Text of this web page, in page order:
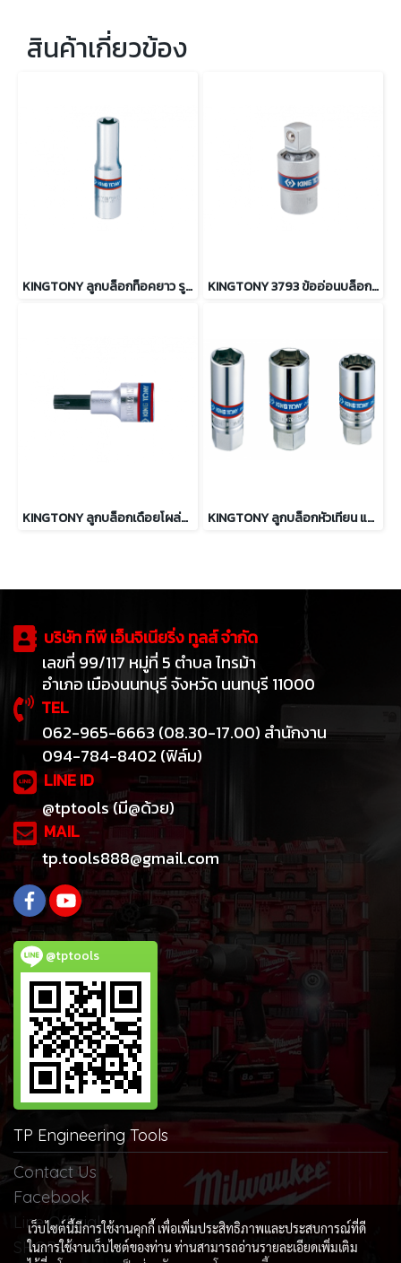
สินค้าเกี่ยวข้อง
KINGTONY ลูกบล็อกท็อคยาว รู 3/8” ขนาด E4 ถึง E18 KINGTONY 3793 ข้ออ่อนบล็อกหัวบอล 3/8 นิ้ว
KINGTONY ลูกบล็อกเดือยโผล่ท็อคสั้น รู 3/8” ขนาด T8 ถึง T50 KINGTONY ลูกบล็อกหัวเทียน แกนแม่เหล็ก รู 3/8”
บริษัท ทีพี เอ็นจิเนียริ่ง ทูลส์ จำกัด
เลขที่ 99/117 หมู่ที่ 5 ตำบล ไทรม้า
อำเภอ เมืองนนทบุรี จังหวัด นนทบุรี 11000
TEL
062-965-6663 (08.30-17.00) สำนักงาน
094-784-8402 (ฟิล์ม)
LINE ID
@tptools (มี@ด้วย)
MAIL
tp.tools888@gmail.com
@tptools
TP Engineering Tools
Contact Us
Facebook
Line Official
SHOPEE
เว็บไซต์นี้มีการใช้งานคุกกี้ เพื่อเพิ่มประสิทธิภาพและประสบการณ์ที่ดี
ในการใช้งานเว็บไซต์ของท่าน ท่านสามารถอ่านรายละเอียดเพิ่มเติม